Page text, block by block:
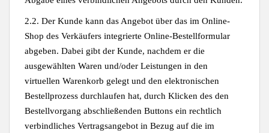
2.2. Der Kunde kann das Angebot über das im Online-
Shop des Verkäufers integrierte Online-Bestellformular
abgeben. Dabei gibt der Kunde, nachdem er die
ausgewählten Waren und/oder Leistungen in den
virtuellen Warenkorb gelegt und den elektronischen
Bestellprozess durchlaufen hat, durch Klicken des den
Bestellvorgang abschließenden Buttons ein rechtlich
verbindliches Vertragsangebot in Bezug auf die im